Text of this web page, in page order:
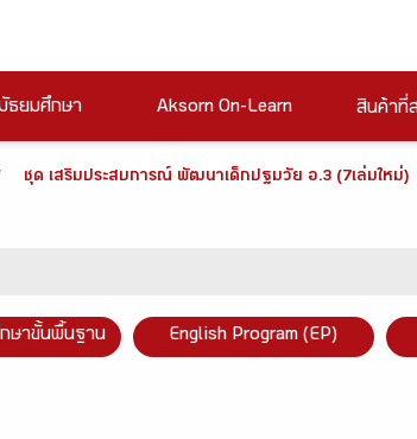
ธยมศึกษา Aksorn On-Learn สินค้าที่
ชุด เสริมประสบการณ์ พัฒนาเด็กปฐมวัย อ.3 (7เล่มใหม่)
ษาขั้นพื้นฐาน English Program (EP)